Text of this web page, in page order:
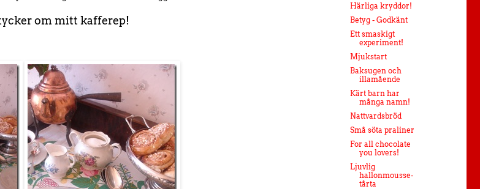
om mitt kafferep!
Härliga kryddor!
Betyg - Godkänt
Ett smaskigt
experiment!
Mjukstart
Baksugen och
illamående
Kärt barn har
många namn!
Nattvardsbröd
Små söta praliner
For all chocolate
you lovers!
Ljuvlig
hallonmousse-
tårta